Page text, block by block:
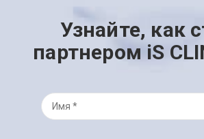
Узнайте, как
партнером iS